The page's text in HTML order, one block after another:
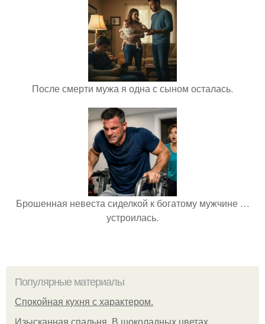
После смерти мужа я одна с сыном осталась.
Брошенная невеста сиделкой к богатому мужчине …
устроилась.
Популярные материалы
Спокойная кухня с характером.
Изысканная спальня. В шоколадных цветах.